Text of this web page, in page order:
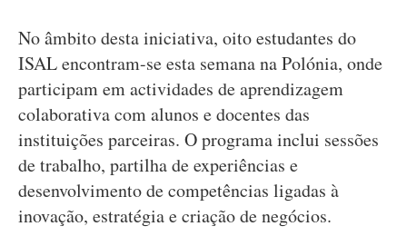
No âmbito desta iniciativa, oito estudantes do
ISAL encontram-se esta semana na Polónia, onde
participam em actividades de aprendizagem
colaborativa com alunos e docentes das
instituições parceiras. O programa inclui sessões
de trabalho, partilha de experiências e
desenvolvimento de competências ligadas à
inovação, estratégia e criação de negócios.